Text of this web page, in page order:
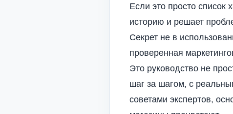
Если это просто список
историю и решает
Секрет не в
проверенная
Это руководство не
шаг за шагом, с
советами экспертов,